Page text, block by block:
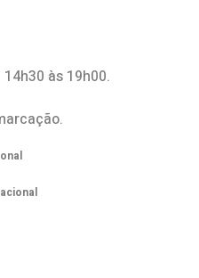
às 19h00.